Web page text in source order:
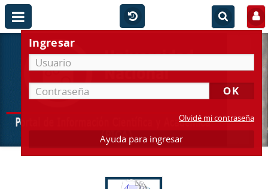
Ingresar
Olvidé mi contraseña
Ayuda para ingresar